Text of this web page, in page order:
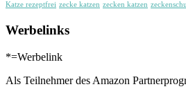
Katze rezeptfrei zecke katzen zecken katzen
Werbelinks
*=Werbelink
Als Teilnehmer des Amazon